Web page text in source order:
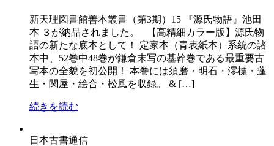
新天理図書館善本叢書（第3期）15 『源氏物語』池田
本 ３が納品されました。 【高精細カラー版】源氏物
語の新たな底本として！ 定家本（青表紙本）系統の諸
本中、52巻中48巻が鎌倉末写の基幹巻である最重要古
写本の全貌を初公開！ 本巻には須磨・明石・澪標・蓬
生・関屋・絵合・松風を収録。 & […]
続きを読む
日本古書通信